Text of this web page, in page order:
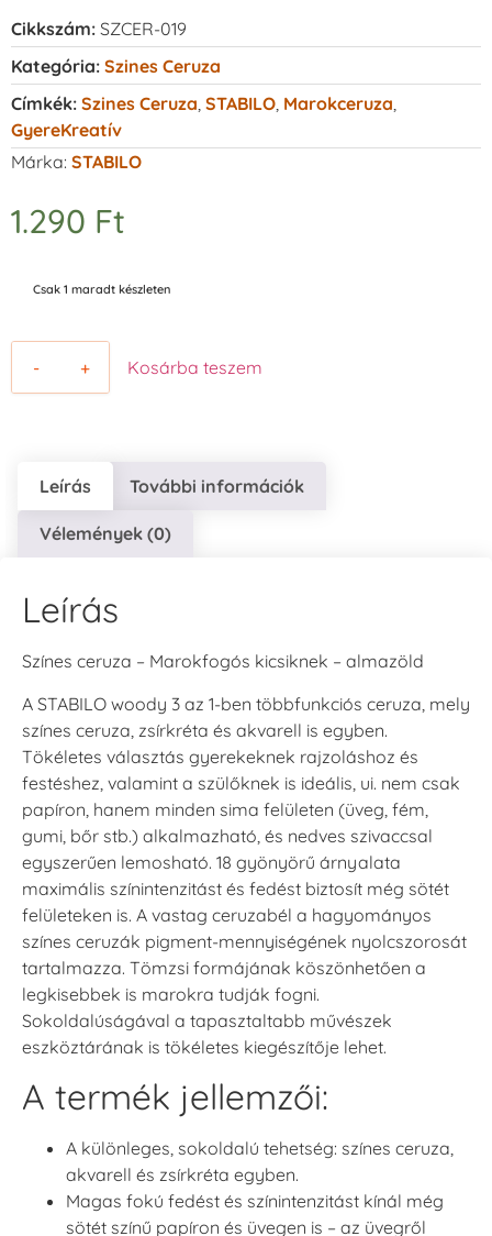
Cikkszám: SZCER-019
Kategória: Szines Ceruza
Címkék: Szines Ceruza STABILO Marokceruza
GyereKreatív
Márka: STABILO
1.290 Ft
Csak 1 maradt készleten
- + Kosárba teszem
Leírás További információk
Vélemények (0)
Leírás
Színes ceruza – Marokfogós kicsiknek – almazöld
A STABILO woody 3 az 1-ben többfunkciós ceruza, mely
színes ceruza, zsírkréta és akvarell is egyben.
Tökéletes választás gyerekeknek rajzoláshoz és
festéshez, valamint a szülőknek is ideális, ui. nem csak
papíron, hanem minden sima felületen (üveg, fém,
gumi, bőr stb.) alkalmazható, és nedves szivaccsal
egyszerűen lemosható. 18 gyönyörű árnyalata
maximális színintenzitást és fedést biztosít még sötét
felületeken is. A vastag ceruzabél a hagyományos
színes ceruzák pigment-mennyiségének nyolcszorosát
tartalmazza. Tömzsi formájának köszönhetően a
legkisebbek is marokra tudják fogni.
Sokoldalúságával a tapasztaltabb művészek
eszköztárának is tökéletes kiegészítője lehet.
A termék jellemzői:
A különleges, sokoldalú tehetség: színes ceruza,
akvarell és zsírkréta egyben.
Magas fokú fedést és színintenzitást kínál még
sötét színű papíron és üvegen is – az üvegről